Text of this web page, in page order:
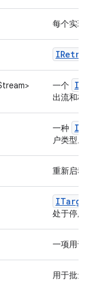
每个实
IRetry
一个
出流和
一种
户类型。
重新启
处于停
一项用
用于批